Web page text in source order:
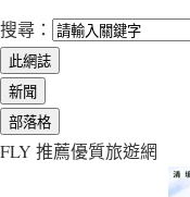
搜尋：
FLY 推薦優質旅遊網